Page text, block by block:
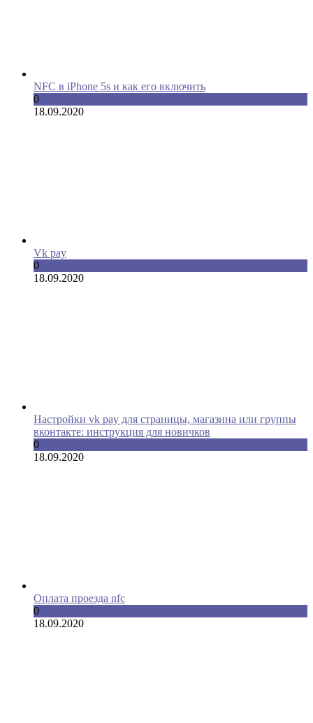
NFC в iPhone 5s и как его включить
0
18.09.2020
Vk pay
0
18.09.2020
Настройки vk pay для страницы, магазина или группы
вконтакте: инструкция для новичков
0
18.09.2020
Оплата проезда nfc
0
18.09.2020